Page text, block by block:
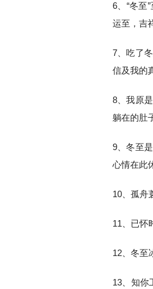
6、“冬至
运至，吉
7、吃了
信及我的
8、我原
躺在的肚
9、冬至
心情在此
10、孤舟
11、已怀
12、冬至
13、知你